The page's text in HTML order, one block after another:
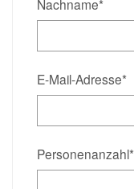
Nachname*
E-Mail-Adresse*
Personenanzahl*